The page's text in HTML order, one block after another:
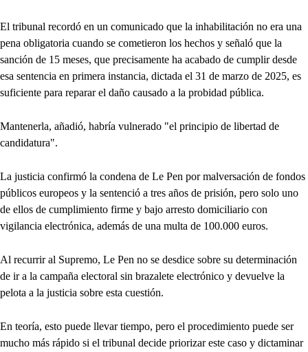
El tribunal recordó en un comunicado que la inhabilitación no era una
pena obligatoria cuando se cometieron los hechos y señaló que la
sanción de 15 meses, que precisamente ha acabado de cumplir desde
esa sentencia en primera instancia, dictada el 31 de marzo de 2025, es
suficiente para reparar el daño causado a la probidad pública.
Mantenerla, añadió, habría vulnerado "el principio de libertad de
candidatura".
La justicia confirmó la condena de Le Pen por malversación de fondos
públicos europeos y la sentenció a tres años de prisión, pero solo uno
de ellos de cumplimiento firme y bajo arresto domiciliario con
vigilancia electrónica, además de una multa de 100.000 euros.
Al recurrir al Supremo, Le Pen no se desdice sobre su determinación
de ir a la campaña electoral sin brazalete electrónico y devuelve la
pelota a la justicia sobre esta cuestión.
En teoría, esto puede llevar tiempo, pero el procedimiento puede ser
mucho más rápido si el tribunal decide priorizar este caso y dictaminar